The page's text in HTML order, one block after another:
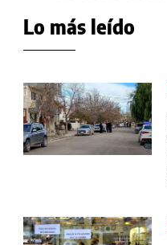
Lo más leído